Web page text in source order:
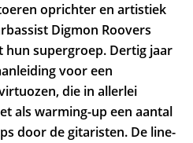
oprichter en artistiek
Digmon Roovers
supergroep. Dertig jaar
voor een
die in allerlei
als warming-up een aantal
door de gitaristen. De line-